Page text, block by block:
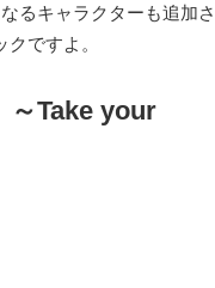
るキャラクターも追加さ
ですよ。
～Take your